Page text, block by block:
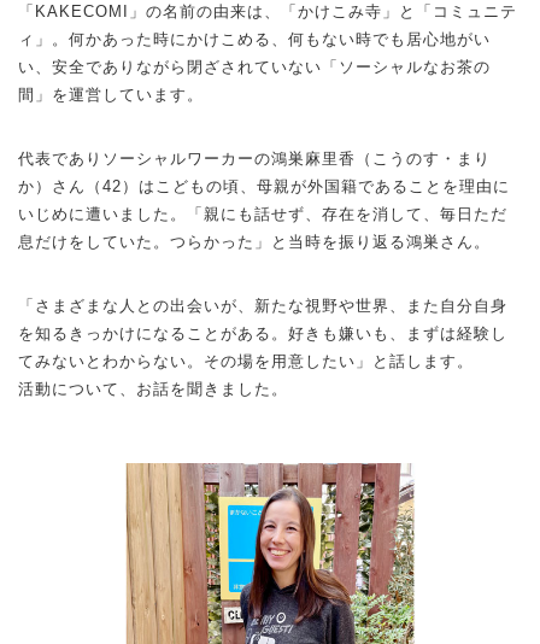
「KAKECOMI」の名前の由来は、「かけこみ寺」と「コミュニテ
ィ」。何かあった時にかけこめる、何もない時でも居心地がい
い、安全でありながら閉ざされていない「ソーシャルなお茶の
間」を運営しています。
代表でありソーシャルワーカーの鴻巣麻里香（こうのす・まり
か）さん（42）はこどもの頃、母親が外国籍であることを理由に
いじめに遭いました。「親にも話せず、存在を消して、毎日ただ
息だけをしていた。つらかった」と当時を振り返る鴻巣さん。
「さまざまな人との出会いが、新たな視野や世界、また自分自身
を知るきっかけになることがある。好きも嫌いも、まずは経験し
てみないとわからない。その場を用意したい」と話します。
活動について、お話を聞きました。